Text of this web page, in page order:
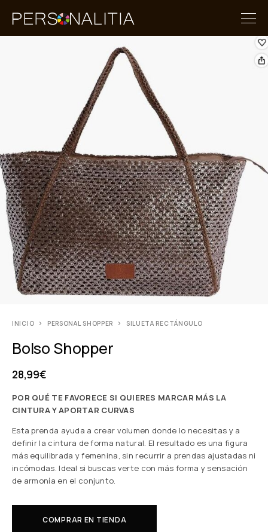
INICIO PERSONAL SHOPPER SILUETA RECTÁNGULO
Bolso Shopper
28,99€
POR QUÉ TE FAVORECE SI QUIERES MARCAR MÁS LA
CINTURA Y APORTAR CURVAS
Esta prenda ayuda a crear volumen donde lo necesitas y a
definir la cintura de forma natural. El resultado es una figura
más equilibrada y femenina, sin recurrir a prendas ajustadas ni
incómodas. Ideal si buscas verte con más forma y sensación
de armonía en el conjunto.
COMPRAR EN TIENDA